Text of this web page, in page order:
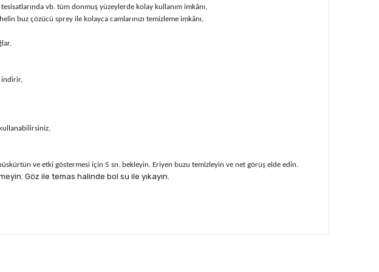
vb. tüm donmuş yüzeylerde kolay kullanım imkânı,
buz çözücü sprey ile kolayca camlarınızı temizleme imkânı,
indirir,
ve etki göstermesi için 5 sn. bekleyin. Eriyen buzu temizleyin ve net görüş elde edin.
Göz ile temas halinde bol su ile yıkayın.